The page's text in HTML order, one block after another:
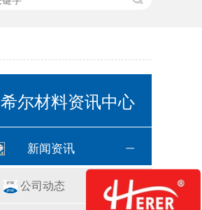
希尔材料资讯中心
新闻资讯
公司动态